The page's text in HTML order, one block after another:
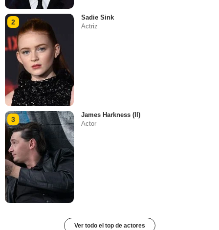
2
Sadie Sink
Actriz
3
James Harkness (II)
Actor
Ver todo el top de actores